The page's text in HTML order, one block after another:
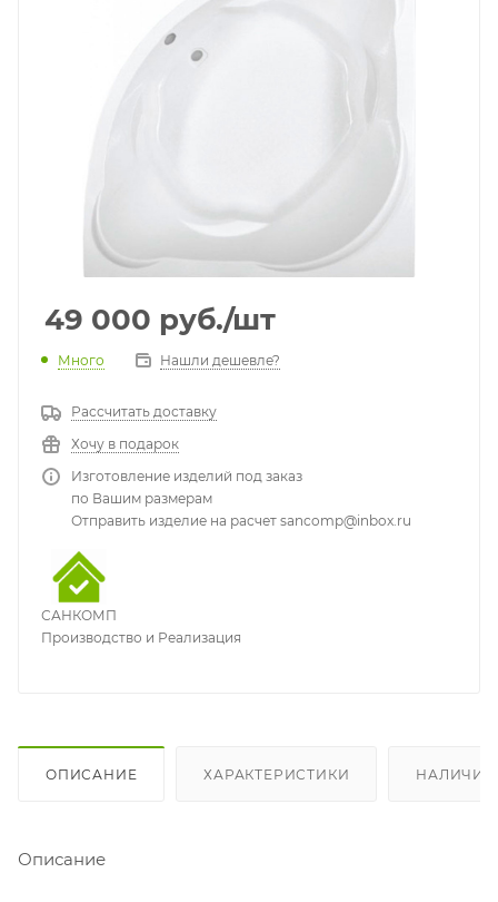
49 000 руб./шт
Много Нашли дешевле?
Рассчитать доставку
Хочу в подарок
Изготовление изделий под заказ
по Вашим размерам
Отправить изделие на расчет sancomp@inbox.ru
САНКОМП
Производство и Реализация
ОПИСАНИЕ ХАРАКТЕРИСТИКИ НАЛИЧИЕ
Описание